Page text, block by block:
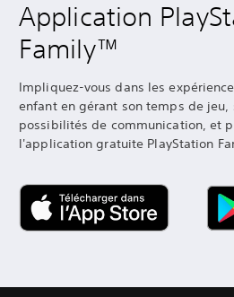
Application
Family™
Impliquez-vous dans les
enfant en gérant son temps de jeu,
possibilités de communication, et
l'application gratuite PlayStation